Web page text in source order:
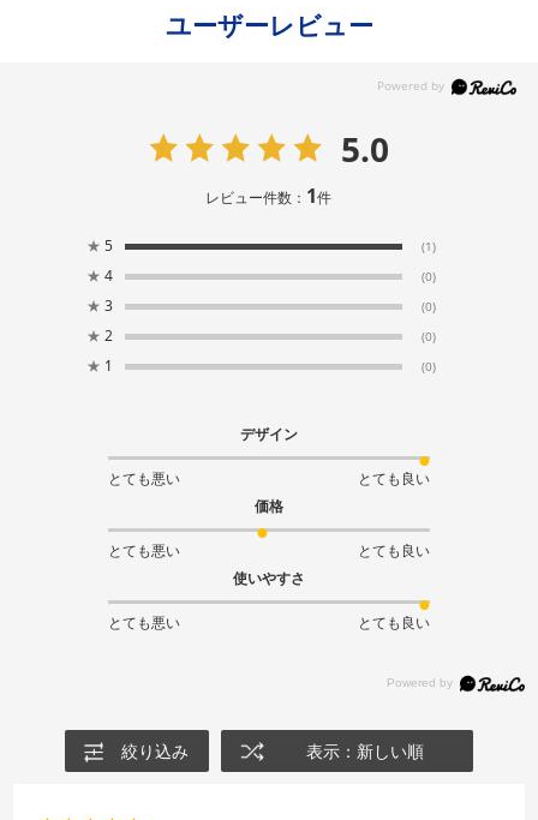
ユーザーレビュー
5.0
レビュー件数： 1件
★ 5 (1)
★ 4 (0)
★ 3 (0)
★ 2 (0)
★ 1 (0)
デザイン
とても悪い
とても良い
価格
とても悪い
とても良い
使いやすさ
とても悪い とても良い
絞り込み 表示：新しい順